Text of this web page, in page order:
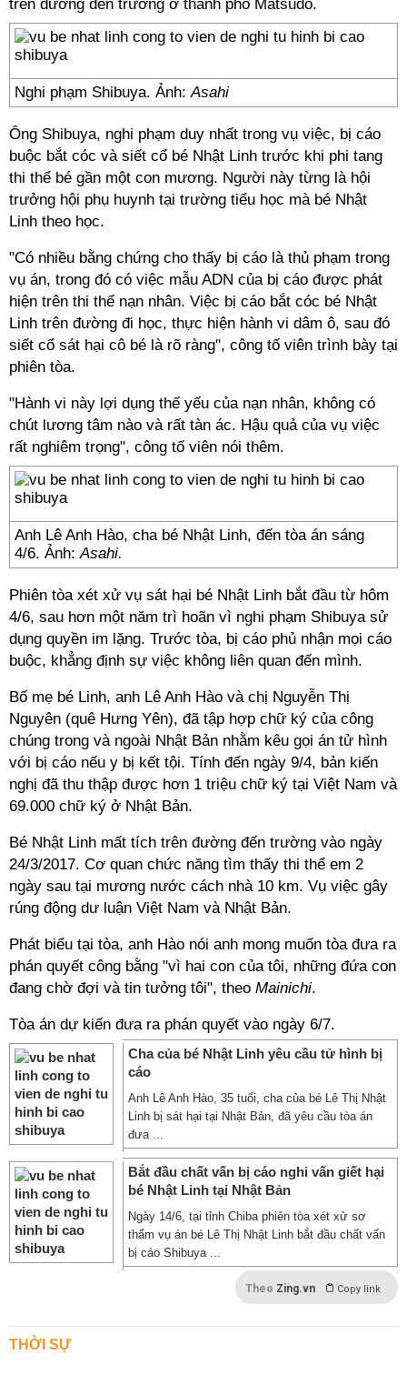
trên đường đến trường ở thành phố Matsudo.
Nghi phạm Shibuya. Ảnh:Asahi
Ông Shibuya, nghi phạm duy nhất trong vụ việc, bị cáo
buộc bắt cóc và siết cổ bé Nhật Linh trước khi phi tang
thi thể bé gần một con mương. Người này từng là hội
trưởng hội phụ huynh tại trường tiểu học mà bé Nhật
Linh theo học.
"Có nhiều bằng chứng cho thấy bị cáo là thủ phạm trong
vụ án, trong đó có việc mẫu ADN của bị cáo được phát
hiện trên thi thể nạn nhân. Việc bị cáo bắt cóc bé Nhật
Linh trên đường đi học, thực hiện hành vi dâm ô, sau đó
siết cổ sát hại cô bé là rõ ràng", công tố viên trình bày tại
phiên tòa.
"Hành vi này lợi dụng thế yếu của nạn nhân, không có
chút lương tâm nào và rất tàn ác. Hậu quả của vụ việc
rất nghiêm trọng", công tố viên nói thêm.
Anh Lê Anh Hào, cha bé Nhật Linh, đến tòa án sáng
4/6. Ảnh:Asahi.
Phiên tòa xét xử vụ sát hại bé Nhật Linh bắt đầu từ hôm
4/6, sau hơn một năm trì hoãn vì nghi phạm Shibuya sử
dụng quyền im lặng. Trước tòa, bị cáo phủ nhận mọi cáo
buộc, khẳng định sự việc không liên quan đến mình.
Bố mẹ bé Linh, anh Lê Anh Hào và chị Nguyễn Thị
Nguyên (quê Hưng Yên), đã tập hợp chữ ký của công
chúng trong và ngoài Nhật Bản nhằm kêu gọi án tử hình
với bị cáo nếu y bị kết tội. Tính đến ngày 9/4, bản kiến
nghị đã thu thập được hơn 1 triệu chữ ký tại Việt Nam và
69.000 chữ ký ở Nhật Bản.
Bé Nhật Linh mất tích trên đường đến trường vào ngày
24/3/2017. Cơ quan chức năng tìm thấy thi thể em 2
ngày sau tại mương nước cách nhà 10 km. Vụ việc gây
rúng động dư luận Việt Nam và Nhật Bản.
Phát biểu tại tòa, anh Hào nói anh mong muốn tòa đưa ra
phán quyết công bằng "vì hai con của tôi, những đứa con
đang chờ đợi và tin tưởng tôi", theo Mainichi.
Tòa án dự kiến đưa ra phán quyết vào ngày 6/7.
Cha của bé Nhật Linh yêu cầu tử hình bị
cáo
Anh Lê Anh Hào, 35 tuổi, cha của bé Lê Thị Nhật
Linh bị sát hại tại Nhật Bản, đã yêu cầu tòa án
đưa ...
Bắt đầu chất vấn bị cáo nghi vấn giết hại
bé Nhật Linh tại Nhật Bản
Ngày 14/6, tại tỉnh Chiba phiên tòa xét xử sơ
thẩm vụ án bé Lê Thị Nhật Linh bắt đầu chất vấn
bị cáo Shibuya ...
Theo Zing.vn Copy link
THỜI SỰ